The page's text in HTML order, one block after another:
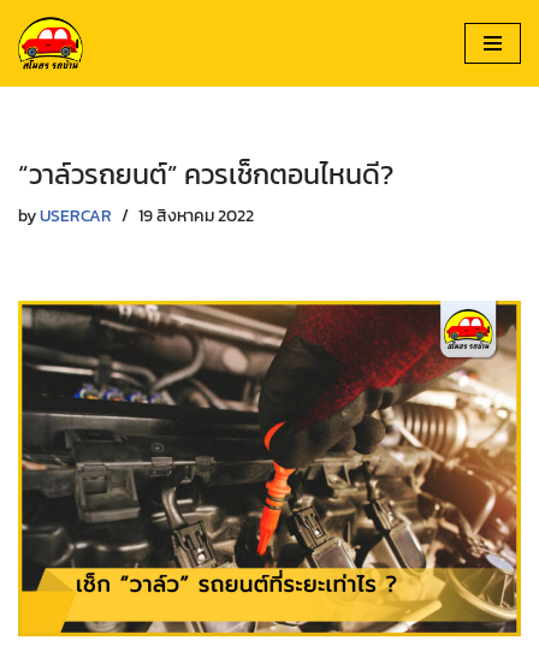
Skip
to
“วาล์วรถยนต์” ควรเช็กตอนไหนดี?
byUSERCAR 19 สิงหาคม 2022